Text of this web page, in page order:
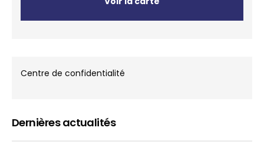
Centre de confidentialité
Dernières actualités